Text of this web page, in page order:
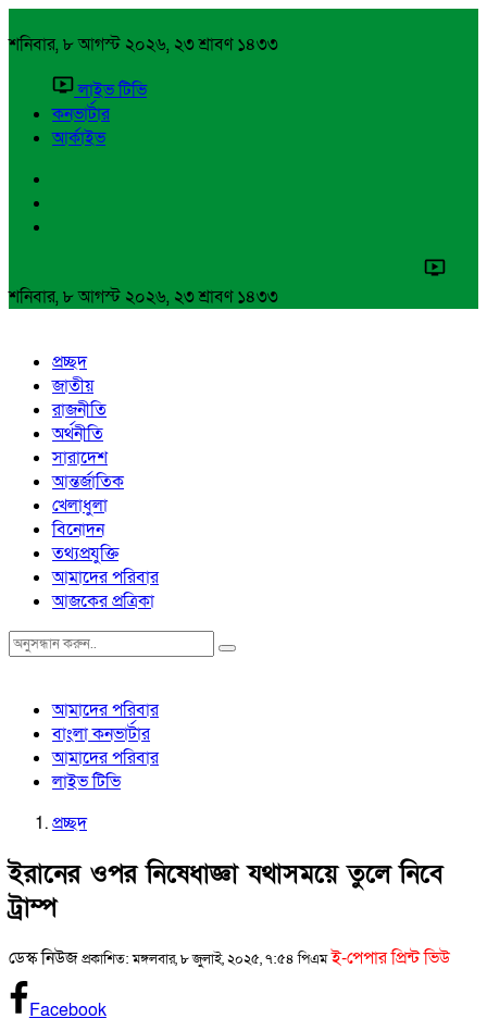
শনিবার, ৮ আগস্ট ২০২৬, ২৩ শ্রাবণ ১৪৩৩
লাইভ টিভি
কনভার্টার
আর্কাইভ
শনিবার, ৮ আগস্ট ২০২৬, ২৩ শ্রাবণ ১৪৩৩
প্রচ্ছদ
জাতীয়
রাজনীতি
অর্থনীতি
সারাদেশ
আন্তর্জাতিক
খেলাধুলা
বিনোদন
তথ্যপ্রযুক্তি
আমাদের পরিবার
আজকের প্রত্রিকা
আমাদের পরিবার
বাংলা কনভার্টার
আমাদের পরিবার
লাইভ টিভি
প্রচ্ছদ
ইরানের ওপর নিষেধাজ্ঞা যথাসময়ে তুলে নিবে
ট্রাম্প
ডেস্ক নিউজপ্রকাশিত: মঙ্গলবার, ৮ জুলাই, ২০২৫, ৭:৫৪ পিএম ই-পেপার প্রিন্ট ভিউ
Facebook